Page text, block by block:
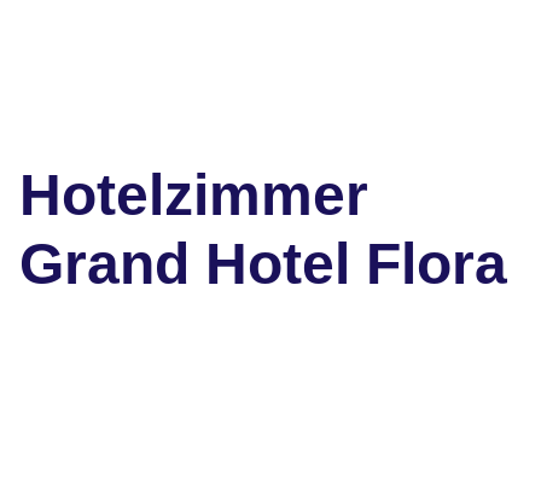
Hotelzimmer
Grand Hotel Flora